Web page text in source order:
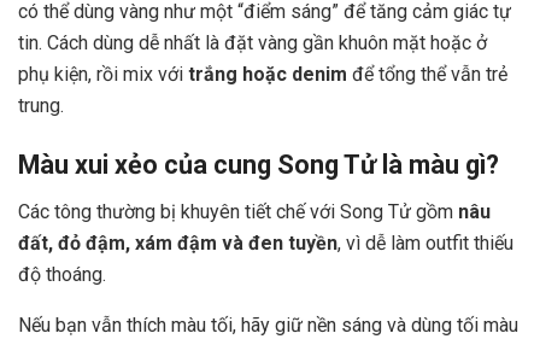
có thể dùng vàng như một “điểm sáng” để tăng cảm giác tự
tin. Cách dùng dễ nhất là đặt vàng gần khuôn mặt hoặc ở
phụ kiện, rồi mix với trắng hoặc denim để tổng thể vẫn trẻ
trung.
Màu xui xẻo của cung Song Tử là màu gì?
Các tông thường bị khuyên tiết chế với Song Tử gồm nâu
đất, đỏ đậm, xám đậm và đen tuyền, vì dễ làm outfit thiếu
độ thoáng.
Nếu bạn vẫn thích màu tối, hãy giữ nền sáng và dùng tối màu